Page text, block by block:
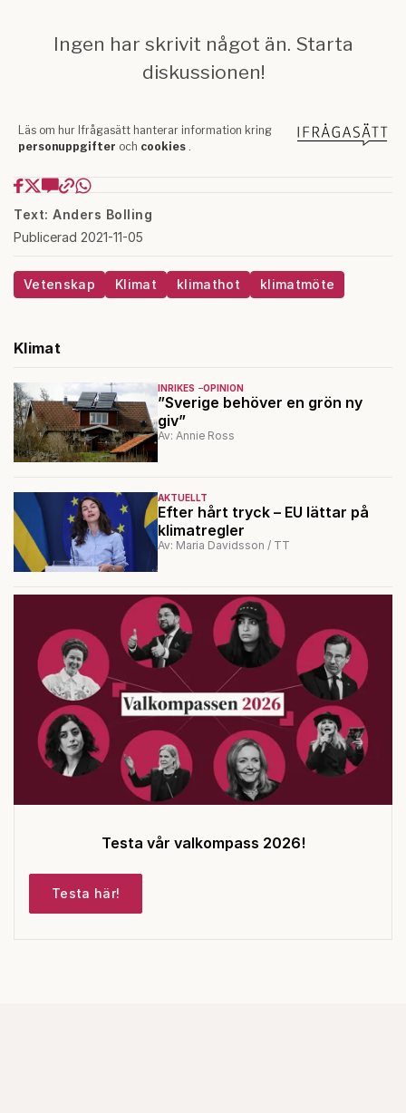
Text: Anders Bolling
Publicerad 2021-11-05
Vetenskap Klimat klimathot klimatmöte
Klimat
INRIKES OPINION
”Sverige behöver en grön ny
giv”
Av: Annie Ross
AKTUELLT
Efter hårt tryck – EU lättar på
klimatregler
Av: Maria Davidsson / TT
Testa vår valkompass 2026!
Testa här!